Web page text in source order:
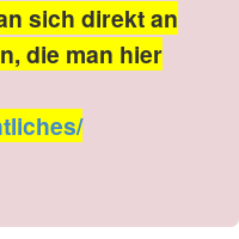
sich direkt an
die man hier